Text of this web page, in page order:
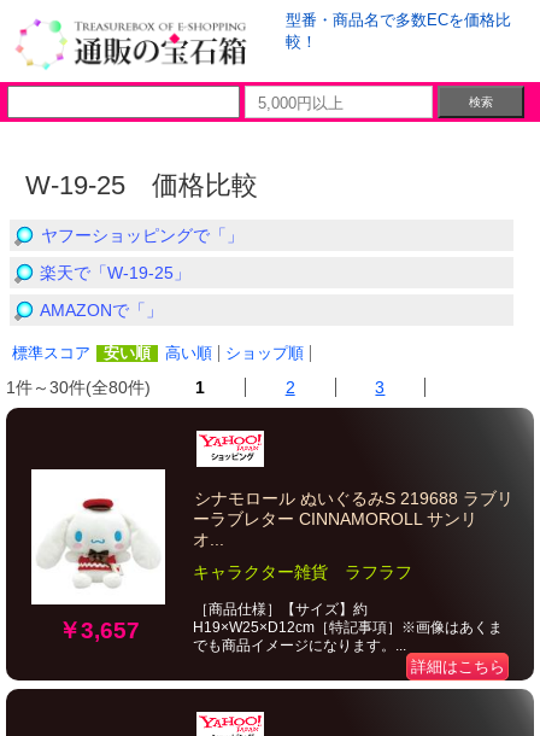
型番・商品名で多数ECを価格比
較！
W-19-25 価格比較
ヤフーショッピングで「」
楽天で「W-19-25」
AMAZONで「」
標準スコア 安い順 高い順 ショップ順
1件～30件(全80件) 1 2 3
￥3,657
シナモロール ぬいぐるみS 219688 ラブリ
ーラブレター CINNAMOROLL サンリ
オ...
キャラクター雑貨 ラフラフ
［商品仕様］【サイズ】約
H19×W25×D12cm［特記事項］※画像はあくま
でも商品イメージになります。...
詳細はこちら